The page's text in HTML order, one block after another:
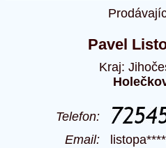
Pavel
Kraj:
Telefon:
Email: